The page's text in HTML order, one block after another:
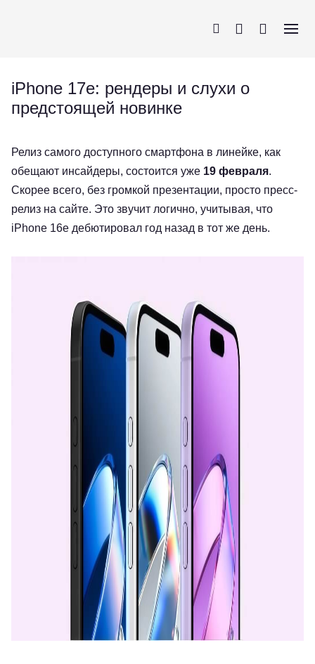
iPhone 17e: рендеры и слухи о
предстоящей новинке
Релиз самого доступного смартфона в линейке, как
обещают инсайдеры, состоится уже 19 февраля.
Скорее всего, без громкой презентации, просто пресс-
релиз на сайте. Это звучит логично, учитывая, что
iPhone 16e дебютировал год назад в тот же день.